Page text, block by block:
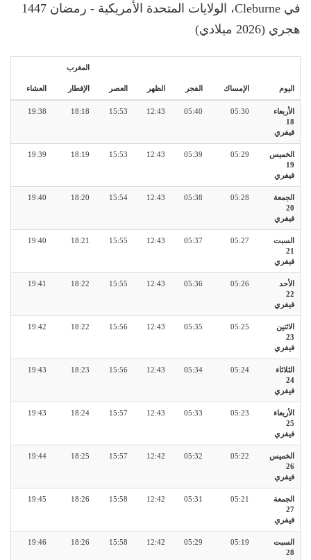
في Cleburne، الولايات المتحدة الأمريكية - رمضان 1447
هجري (2026 ميلادي)
اليوم الإمساك الفجر الظهر العصر
المغرب
الإفطار العشاء
الأربعاء
18
فيفري
05:30
05:40
12:43
15:53
18:18
19:38
الخميس
19
فيفري
05:29
05:39
12:43
15:53
18:19
19:39
الجمعة
20
فيفري
05:28
05:38
12:43
15:54
18:20
19:40
السبت
21
فيفري
05:27
05:37
12:43
15:55
18:21
19:40
الأحد
22
فيفري
05:26
05:36
12:43
15:55
18:22
19:41
الاثنين
23
فيفري
05:25
05:35
12:43
15:56
18:22
19:42
الثلاثاء
24
فيفري
05:24
05:34
12:43
15:56
18:23
19:43
الأربعاء
25
فيفري
05:23
05:33
12:43
15:57
18:24
19:43
الخميس
26
فيفري
05:22
05:32
12:42
15:57
18:25
19:44
الجمعة
27
فيفري
05:21
05:31
12:42
15:58
18:26
19:45
السبت
28
05:19
05:29
12:42
15:58
18:26
19:46